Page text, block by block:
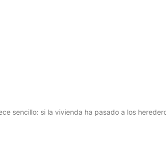
sencillo: si la vivienda ha pasado a los